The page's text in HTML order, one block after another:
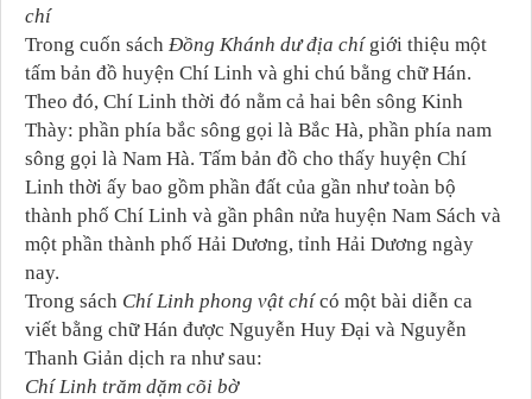
chí
Trong cuốn sách Đồng Khánh dư địa chígiới thiệu một
tấm bản đồ huyện Chí Linh và ghi chú bằng chữ Hán.
Theo đó, Chí Linh thời đó nằm cả hai bên sông Kinh
Thày: phần phía bắc sông gọi là Bắc Hà, phần phía nam
sông gọi là Nam Hà. Tấm bản đồ cho thấy huyện Chí
Linh thời ấy bao gồm phần đất của gần như toàn bộ
thành phố Chí Linh và gần phân nửa huyện Nam Sách và
một phần thành phố Hải Dương, tỉnh Hải Dương ngày
nay.
Trong sách Chí Linh phong vật chícó một bài diễn ca
viết bằng chữ Hán được Nguyễn Huy Đại và Nguyễn
Thanh Giản dịch ra như sau:
Chí Linh trăm dặm cõi bờ